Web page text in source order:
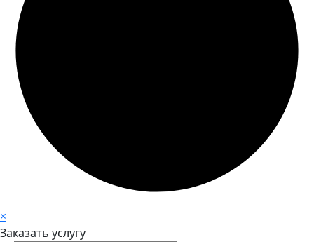
×
Заказать услугу